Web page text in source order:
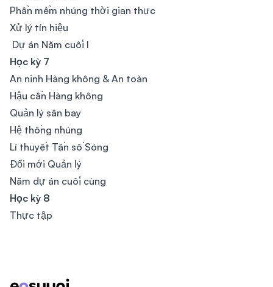
Phần mềm nhúng thời gian thực
Xử lý tín hiệu
Dự án Năm cuối I
Học kỳ 7
An ninh Hàng không & An toàn
Hậu cần Hàng không
Quản lý sân bay
Hệ thống nhúng
Lí thuyết Tần số Sóng
Đổi mới Quản lý
Năm dự án cuối cùng
Học kỳ 8
Thực tập